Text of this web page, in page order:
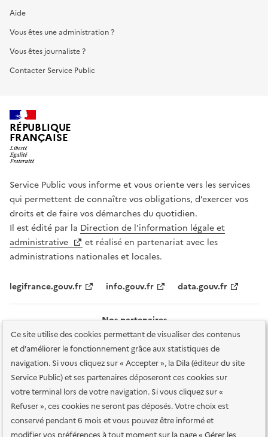
Ce site utilise des cookies permettant de visualiser des contenus
et d'améliorer le fonctionnement grâce aux statistiques de
navigation. Si vous cliquez sur « Accepter », la Dila (éditeur du site
Service Public) et ses partenaires déposeront ces cookies sur
votre terminal lors de votre navigation. Si vous cliquez sur «
Refuser », ces cookies ne seront pas déposés. Votre choix est
conservé pendant 6 mois et vous pouvez être informé et
Aide
Vous êtes une administration ?
Vous êtes journaliste ?
Contacter Service Public
RÉPUBLIQUE
FRANÇAISE
Service Public vous informe et vous oriente vers les services
qui permettent de connaître vos obligations, d’exercer vos
droits et de faire vos démarches du quotidien.
Il est édité par la Direction de l’information légale et
administrative
et réalisé en partenariat avec les
administrations nationales et locales.
legifrance.gouv.fr info.gouv.fr data.gouv.fr
Nos partenaires
Plan du site Accessibilité : totalement conforme
Accessibilité des
services en ligne Mentions légales Données personnelles et sécurité